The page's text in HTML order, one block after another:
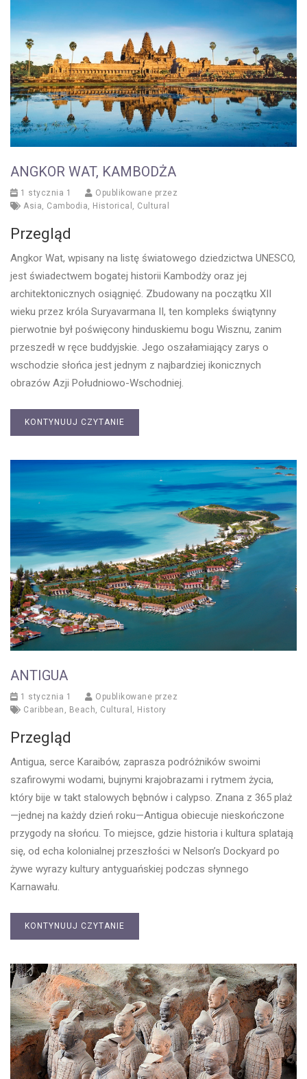
ANGKOR WAT, KAMBODŻA
1 stycznia 1
Opublikowane przez
Asia
Cambodia Historical Cultural
Przegląd
Angkor Wat, wpisany na listę światowego dziedzictwa UNESCO,
jest świadectwem bogatej historii Kambodży oraz jej
architektonicznych osiągnięć. Zbudowany na początku XII
wieku przez króla Suryavarmana II, ten kompleks świątynny
pierwotnie był poświęcony hinduskiemu bogu Wisznu, zanim
przeszedł w ręce buddyjskie. Jego oszałamiający zarys o
wschodzie słońca jest jednym z najbardziej ikonicznych
obrazów Azji Południowo-Wschodniej.
KONTYNUUJ CZYTANIE
ANTIGUA
1 stycznia 1
Opublikowane przez
Caribbean
Beach Cultural History
Przegląd
Antigua, serce Karaibów, zaprasza podróżników swoimi
szafirowymi wodami, bujnymi krajobrazami i rytmem życia,
który bije w takt stalowych bębnów i calypso. Znana z 365 plaż
—jednej na każdy dzień roku—Antigua obiecuje nieskończone
przygody na słońcu. To miejsce, gdzie historia i kultura splatają
się, od echa kolonialnej przeszłości w Nelson’s Dockyard po
żywe wyrazy kultury antyguańskiej podczas słynnego
Karnawału.
KONTYNUUJ CZYTANIE